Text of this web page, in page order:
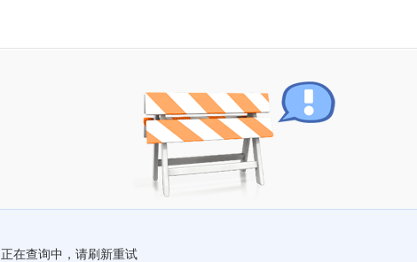
正在查询中，请刷新重试